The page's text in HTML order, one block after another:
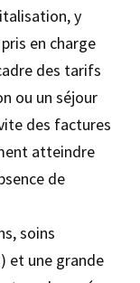
y
en charge
des tarifs
ou un séjour
des factures
atteindre
de
soins
et une grande